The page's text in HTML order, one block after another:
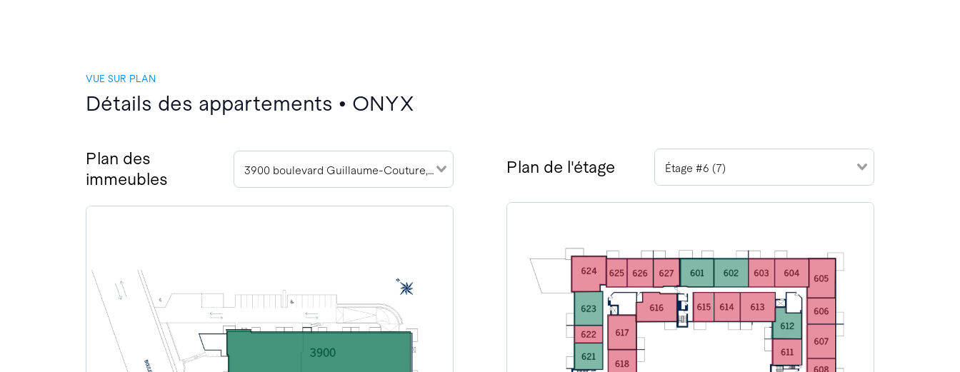
VUE SUR PLAN
Détails des appartements • ONYX
Plan des
immeubles
3900 boulevard Guillaume-Couture, G6W 0W8 (27) Plan de l'étage Étage #6 (7)